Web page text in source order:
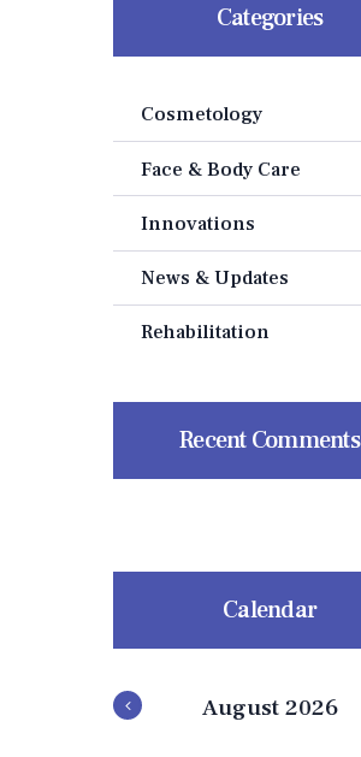
Categories
Cosmetology
Face & Body Care
Innovations
News & Updates
Rehabilitation
Recent Comments
Calendar
August 2026